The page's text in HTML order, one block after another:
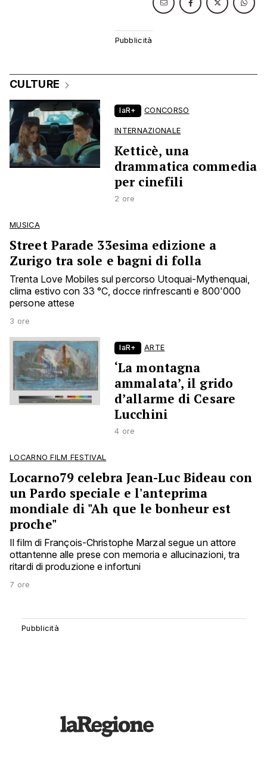
CULTURE
laR+ CONCORSO
INTERNAZIONALE
Ketticè, una
drammatica commedia
per cinefili
2 ore
MUSICA
Street Parade 33esima edizione a
Zurigo tra sole e bagni di folla
Trenta Love Mobiles sul percorso Utoquai-Mythenquai,
clima estivo con 33 °C, docce rinfrescanti e 800'000
persone attese
3 ore
laR+ ARTE
‘La montagna
ammalata’, il grido
d’allarme di Cesare
Lucchini
4 ore
LOCARNO FILM FESTIVAL
Locarno79 celebra Jean-Luc Bideau con
un Pardo speciale e l'anteprima
mondiale di "Ah que le bonheur est
proche"
Il film di François-Christophe Marzal segue un attore
ottantenne alle prese con memoria e allucinazioni, tra
ritardi di produzione e infortuni
7 ore